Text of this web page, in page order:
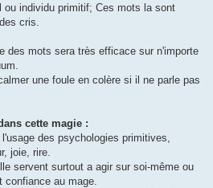
ou individu primitif; Ces mots la sont
cris.
des mots sera très efficace sur n'importe
une foule en colère si il ne parle pas
cette magie :
des psychologies primitives,
joie, rire.
servent surtout a agir sur soi-même ou
confiance au mage.